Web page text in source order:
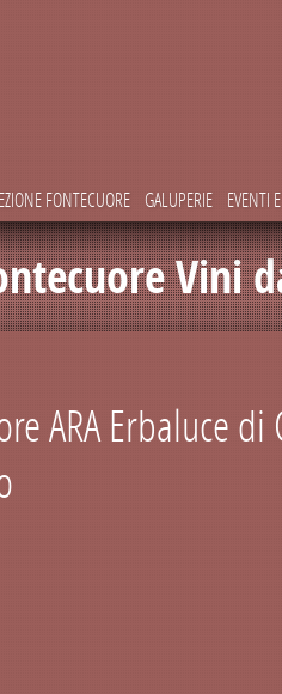
FONTECUORE GALUPERIE EVENTI
Vini
ARA Erbaluce di